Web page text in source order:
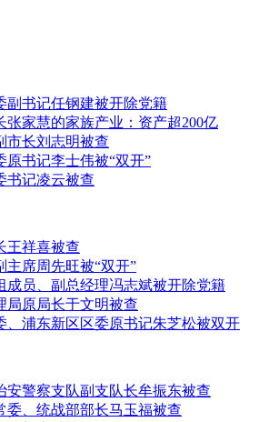
副书记任钢建被开除党籍
张家慧的家族产业：资产超200亿
市长刘志明被查
原书记李士伟被“双开”
书记凌云被查
王祥喜被查
主席周先旺被“双开”
成员、副总经理冯志斌被开除党籍
局原局长于文明被查
、浦东新区区委原书记朱芝松被双开
安警察支队副支队长牟振东被查
委、统战部部长马玉福被查